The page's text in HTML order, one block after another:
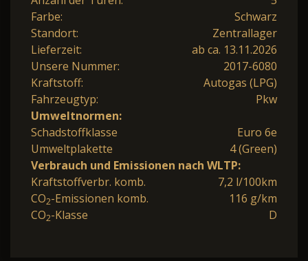
Farbe:
Schwarz
Standort:
Zentrallager
Lieferzeit:
ab ca. 13.11.2026
Unsere Nummer:
2017-6080
Kraftstoff:
Autogas (LPG)
Fahrzeugtyp:
Pkw
Umweltnormen:
Schadstoffklasse
Euro 6e
Umweltplakette
4 (Green)
Verbrauch und Emissionen nach WLTP:
Kraftstoffverbr. komb.
7,2 l/100km
CO2-Emissionen komb.
116 g/km
CO2-Klasse D